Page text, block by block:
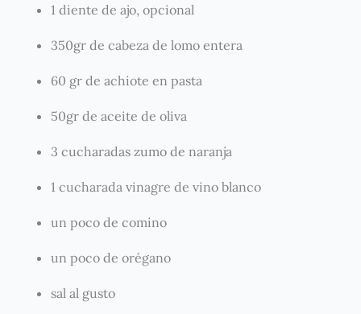
1 diente de ajo, opcional
350gr de cabeza de lomo entera
60 gr de achiote en pasta
50gr de aceite de oliva
3 cucharadas zumo de naranja
1 cucharada vinagre de vino blanco
un poco de comino
un poco de orégano
sal al gusto